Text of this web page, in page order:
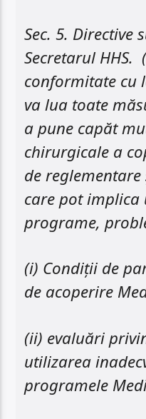
Sec. 5. Directive
Secretarul HHS.
conformitate cu
va lua toate
a pune capăt
chirurgicale a
de
care pot implica
programe,
(i) Condiții de
de acoperire
(ii) evaluări
utilizarea
programele